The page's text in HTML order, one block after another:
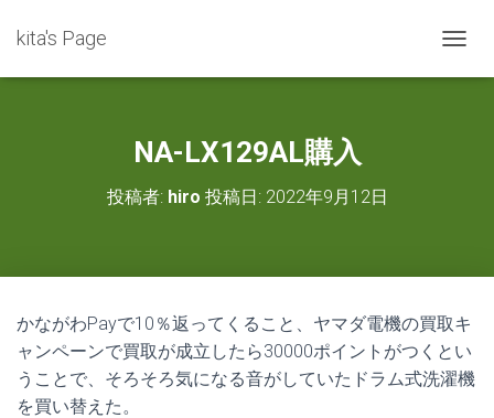
kita's Page
ビ
NA-LX129AL購入
投稿者: hiro 投稿日: 2022年9月12日
かながわPayで10％返ってくること、ヤマダ電機の買取キ
ャンペーンで買取が成立したら30000ポイントがつくとい
うことで、そろそろ気になる音がしていたドラム式洗濯機
を買い替えた。